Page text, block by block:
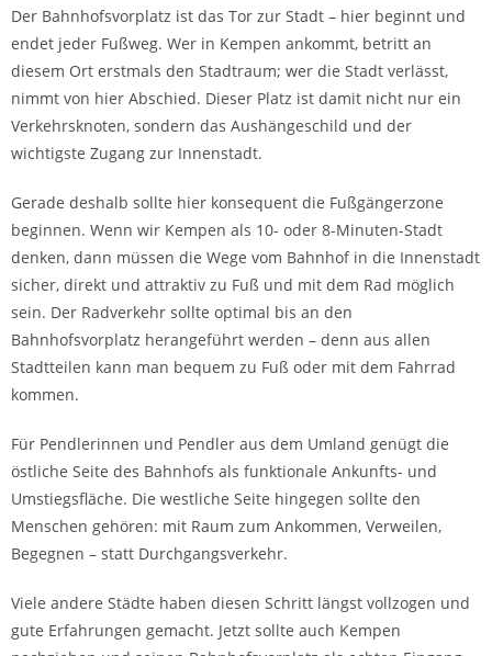
Der Bahnhofsvorplatz ist das Tor zur Stadt – hier beginnt und
endet jeder Fußweg. Wer in Kempen ankommt, betritt an
diesem Ort erstmals den Stadtraum; wer die Stadt verlässt,
nimmt von hier Abschied. Dieser Platz ist damit nicht nur ein
Verkehrsknoten, sondern das Aushängeschild und der
wichtigste Zugang zur Innenstadt.
Gerade deshalb sollte hier konsequent die Fußgängerzone
beginnen. Wenn wir Kempen als 10- oder 8-Minuten-Stadt
denken, dann müssen die Wege vom Bahnhof in die Innenstadt
sicher, direkt und attraktiv zu Fuß und mit dem Rad möglich
sein. Der Radverkehr sollte optimal bis an den
Bahnhofsvorplatz herangeführt werden – denn aus allen
Stadtteilen kann man bequem zu Fuß oder mit dem Fahrrad
kommen.
Für Pendlerinnen und Pendler aus dem Umland genügt die
östliche Seite des Bahnhofs als funktionale Ankunfts- und
Umstiegsfläche. Die westliche Seite hingegen sollte den
Menschen gehören: mit Raum zum Ankommen, Verweilen,
Begegnen – statt Durchgangsverkehr.
Viele andere Städte haben diesen Schritt längst vollzogen und
gute Erfahrungen gemacht. Jetzt sollte auch Kempen